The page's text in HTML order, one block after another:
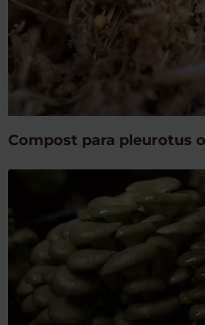
Compost para pleurotus